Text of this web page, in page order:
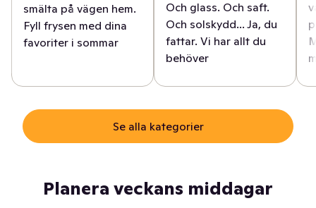
smälta på vägen hem.
Fyll frysen med dina
favoriter i sommar
Och glass. Och saft.
Och solskydd... Ja, du
fattar. Vi har allt du
behöver
Se alla kategorier
Planera veckans middagar